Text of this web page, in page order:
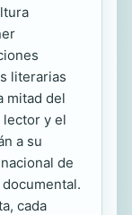
literarias
mitad del
lector y el
a su
de
cada